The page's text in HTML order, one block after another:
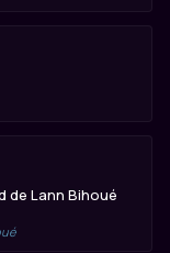
de Lann Bihoué